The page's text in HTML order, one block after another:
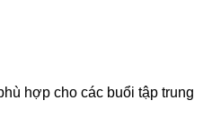
hợp cho các buổi tập trung